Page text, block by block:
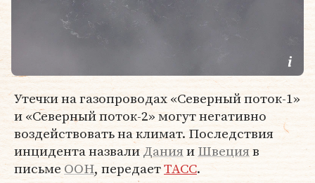
Утечки на газопроводах «Северный поток-1»
и «Северный поток-2» могут негативно
воздействовать на климат. Последствия
инцидента назвалиДанияиШвецияв
письме ООН, передаетТАСС.